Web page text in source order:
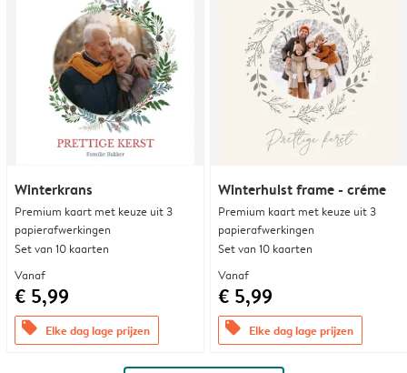
Winterkrans
Premium kaart met keuze uit 3
papierafwerkingen
Set van 10 kaarten
Vanaf
€ 5,99
offers Elke dag lage prijzen
Winterhulst frame - créme
Premium kaart met keuze uit 3
papierafwerkingen
Set van 10 kaarten
Vanaf
€ 5,99
offers Elke dag lage prijzen